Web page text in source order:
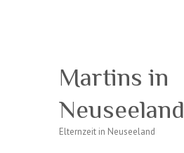
Martins in
Neuseeland
Elternzeit in Neuseeland